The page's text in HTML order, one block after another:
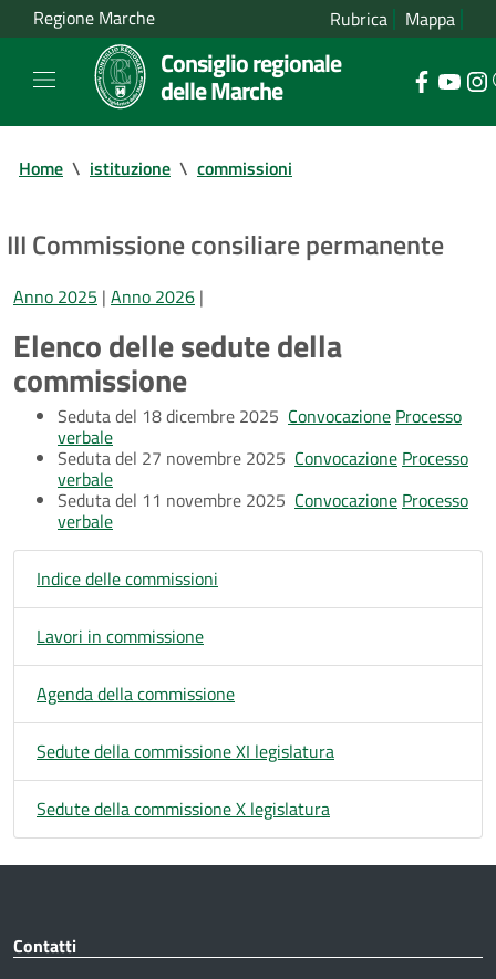
Regione Marche Rubrica Mappa
Consiglio regionale
delle Marche
Home \ istituzione \ commissioni
III Commissione consiliare permanente
Anno 2025 | Anno 2026 |
Elenco delle sedute della
commissione
Seduta del 18 dicembre 2025 Convocazione Processo
verbale
Seduta del 27 novembre 2025 Convocazione Processo
verbale
Seduta del 11 novembre 2025 Convocazione Processo
verbale
Indice delle commissioni
Lavori in commissione
Agenda della commissione
Sedute della commissione XI legislatura
Sedute della commissione X legislatura
Contatti